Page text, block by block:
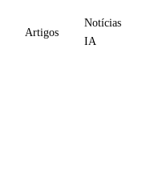
Artigos
Notícias
IA